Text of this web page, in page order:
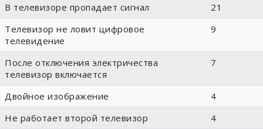
В телевизоре пропадает сигнал
21
Телевизор не ловит цифровое
телевидение
9
После отключения электричества
телевизор включается
7
Двойное изображение
4
Не работает второй телевизор
4